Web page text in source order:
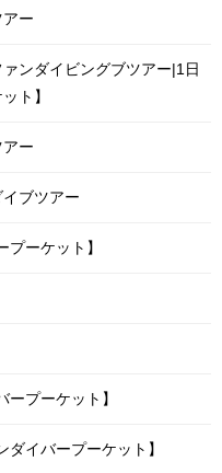
ー
ンダイビングブツアー|1日
ト】
ー
ブツアー
ーケット】
プーケット】
イバープーケット】